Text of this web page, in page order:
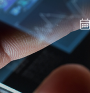
Activities
Contact Us